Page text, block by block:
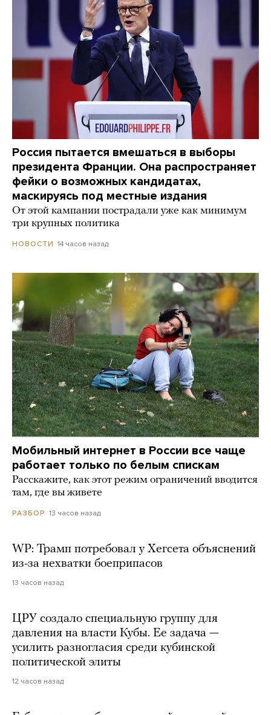
Россия пытается вмешаться в выборы
президента Франции. Она распространяет
фейки о возможных кандидатах,
маскируясь под местные издания
От этой кампании пострадали уже как минимум
три крупных политика
НОВОСТИ 14 часов назад
Мобильный интернет в России все чаще
работает только по белым спискам
Расскажите, как этот режим ограничений вводится
там, где вы живете
РАЗБОР 13 часов назад
WP: Трамп потребовал у Хегсета объяснений
из-за нехватки боеприпасов
13 часов назад
ЦРУ создало специальную группу для
давления на власти Кубы. Ее задача —
усилить разногласия среди кубинской
политической элиты
12 часов назад